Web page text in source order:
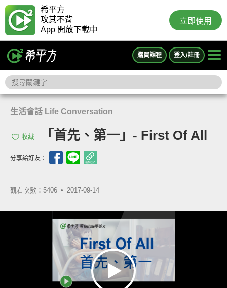
希平方
攻其不背
App 開放下載中
立即使用
購買課程 登入/註冊
生活會話 Life Conversation
收藏 「首先、第一」- First Of All
分享給好友：
觀看次數：5406 • 2017-09-14